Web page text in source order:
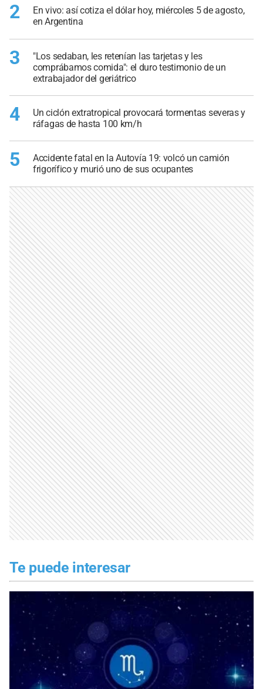
2
En vivo: así cotiza el dólar hoy, miércoles 5 de agosto,
en Argentina
3
"Los sedaban, les retenían las tarjetas y les
comprábamos comida": el duro testimonio de un
extrabajador del geriátrico
4
Un ciclón extratropical provocará tormentas severas y
ráfagas de hasta 100 km/h
5
Accidente fatal en la Autovía 19: volcó un camión
frigorífico y murió uno de sus ocupantes
Te puede interesar